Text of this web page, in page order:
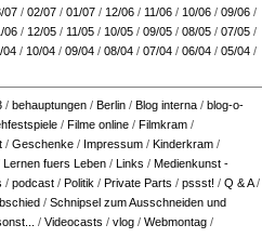
07 / 02/07 / 01/07 / 12/06 / 11/06 / 10/06 / 09/06 /
06 / 12/05 / 11/05 / 10/05 / 09/05 / 08/05 / 07/05 /
04 / 10/04 / 09/04 / 08/04 / 07/04 / 06/04 / 05/04 /
/ behauptungen / Berlin / Blog interna / blog-o-
/ Filme online / Filmkram /
/ Geschenke / Impressum / Kinderkram /
Lernen fuers Leben / Links / Medienkunst -
/ podcast / Politik / Private Parts / pssst! / Q & A/
/ Schnipsel zum Ausschneiden und
/ Videocasts / vlog / Webmontag /